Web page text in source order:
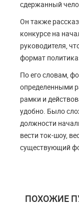
сдержанный
Он также
конкурсе на
руководителя,
формат
По его словам,
определенными
рамки и
удобно. Было
должности
вести ток-шоу,
существующий
ПОХОЖИЕ